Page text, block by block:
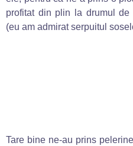
profitat din plin la drumul
(eu am admirat serpuitul
Tare bine ne-au prins